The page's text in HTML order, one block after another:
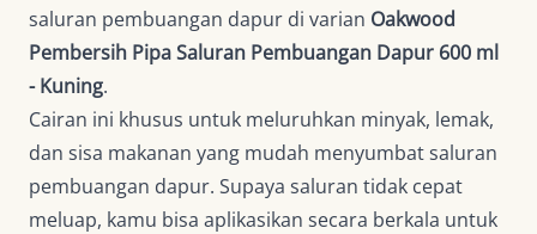
saluran pembuangan dapur di varian Oakwood
Pembersih Pipa Saluran Pembuangan Dapur 600 ml
- Kuning.
Cairan ini khusus untuk meluruhkan minyak, lemak,
dan sisa makanan yang mudah menyumbat saluran
pembuangan dapur. Supaya saluran tidak cepat
meluap, kamu bisa aplikasikan secara berkala untuk